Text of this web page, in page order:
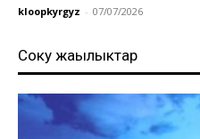
kloopkyrgyz - 07/07/2026
Соңку жаңылыктар